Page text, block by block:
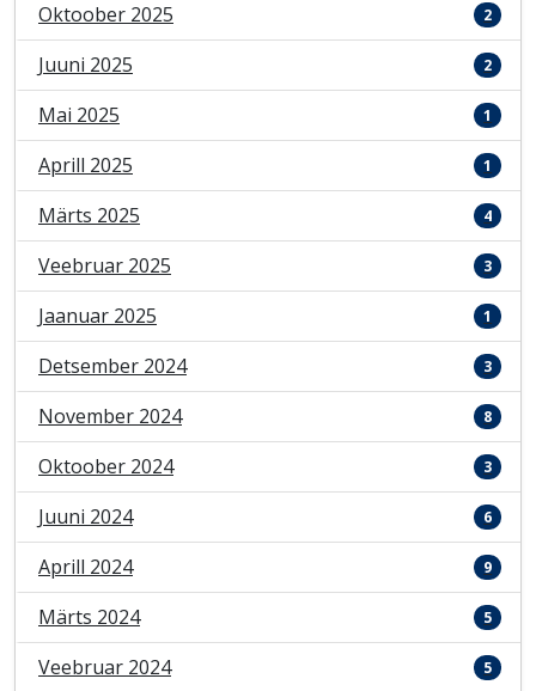
Oktoober 2025 2
Juuni 2025 2
Mai 2025 1
Aprill 2025 1
Märts 2025 4
Veebruar 2025 3
Jaanuar 2025 1
Detsember 2024 3
November 2024 8
Oktoober 2024 3
Juuni 2024 6
Aprill 2024 9
Märts 2024 5
Veebruar 2024 5